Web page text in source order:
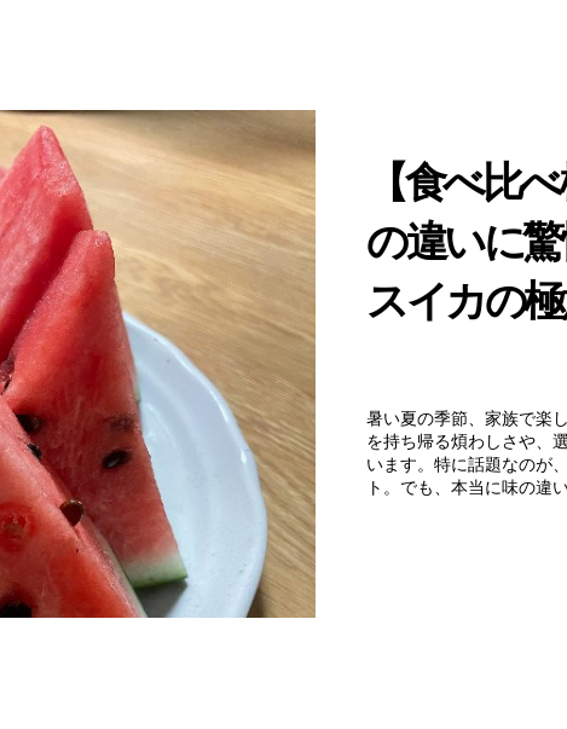
【食べ比
の違いに
スイカの
暑い夏の季節、家族で楽
を持ち帰る煩わしさや、
います。特に話題なのが
ト。でも、本当に味の違